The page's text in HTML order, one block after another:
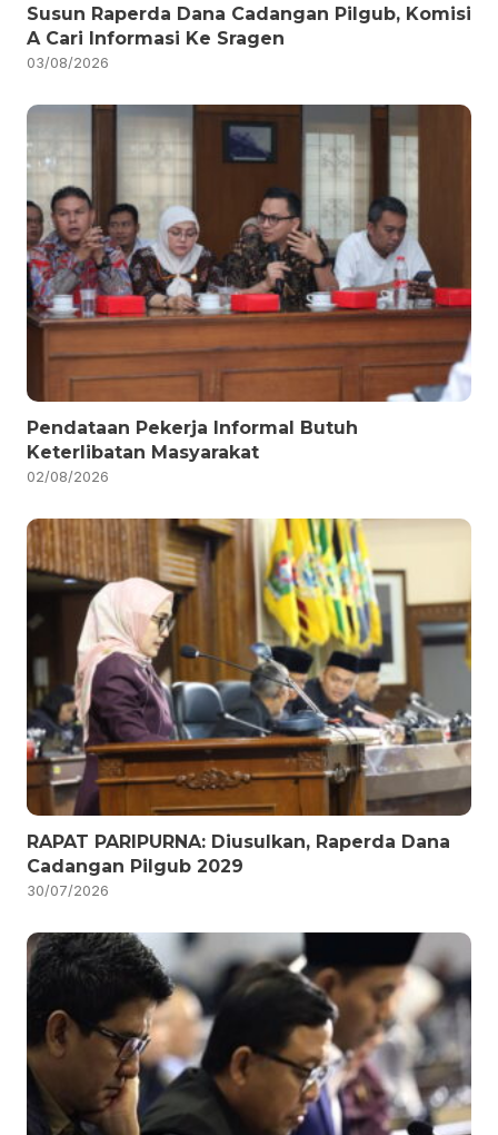
Susun Raperda Dana Cadangan Pilgub, Komisi
A Cari Informasi Ke Sragen
03/08/2026
Pendataan Pekerja Informal Butuh
Keterlibatan Masyarakat
02/08/2026
RAPAT PARIPURNA: Diusulkan, Raperda Dana
Cadangan Pilgub 2029
30/07/2026